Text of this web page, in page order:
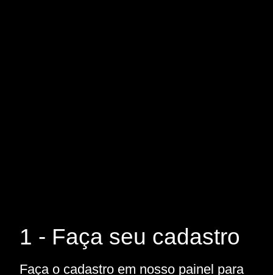
1 - Faça seu cadastro
Faça o cadastro em nosso painel para